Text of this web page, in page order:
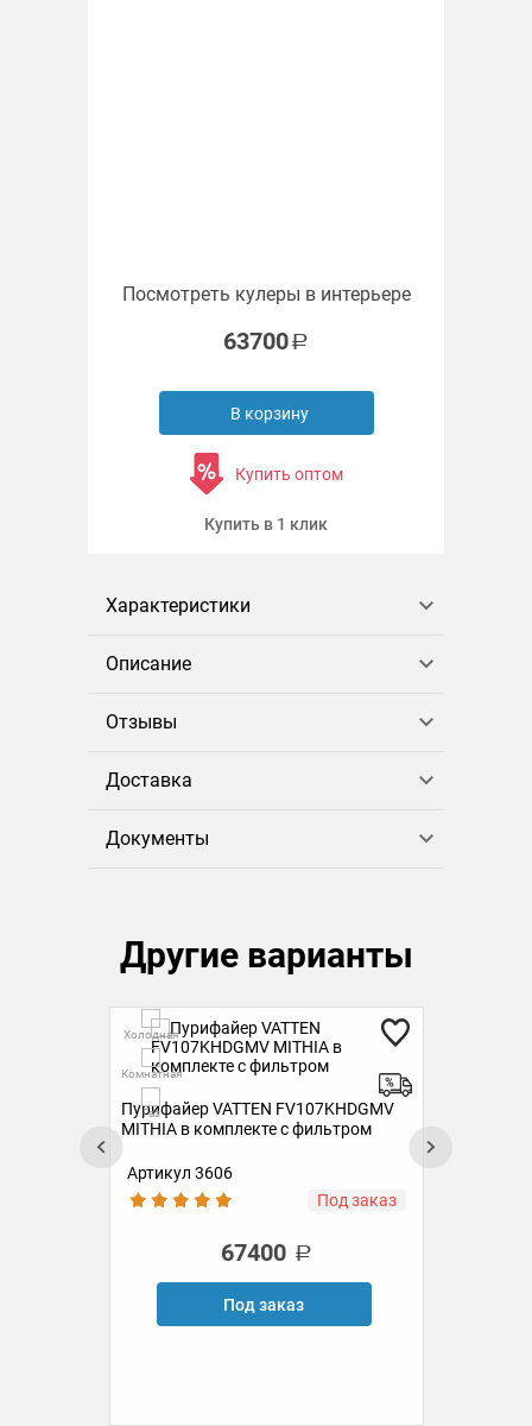
Посмотреть кулеры в интерьере
63700
В корзину
Купить оптом
Купить в 1 клик
Характеристики
Описание
Отзывы
Доставка
Документы
Другие варианты
Холодная
Комнатная
Газ
Пурифайер VATTEN FV107KHDGMV
MITHIA в комплекте с фильтром
Артикул 3606
Под заказ
67400
Под заказ